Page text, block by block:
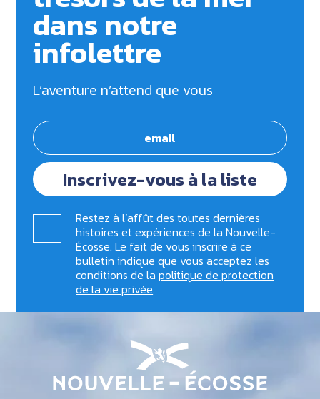
dans notre
infolettre
L’aventure n’attend que vous
Inscrivez-vous à la liste
Restez à l’affût des toutes dernières
histoires et expériences de la Nouvelle-
Écosse. Le fait de vous inscrire à ce
bulletin indique que vous acceptez les
conditions de lapolitique de protection
de la vie privée.